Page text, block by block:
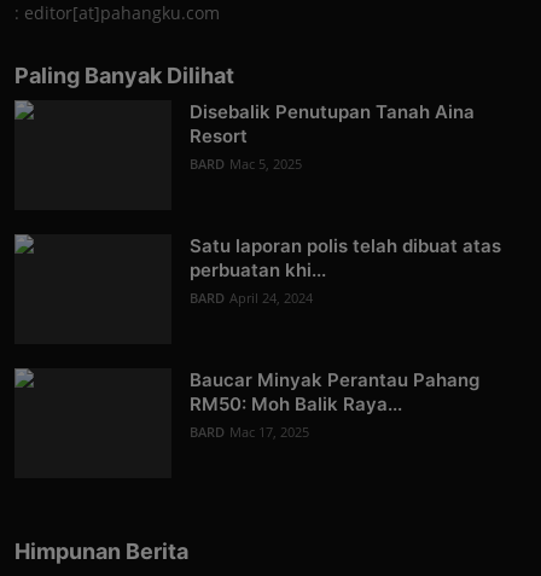
: editor[at]pahangku.com
Paling Banyak Dilihat
Disebalik Penutupan Tanah Aina
Resort
BARD Mac 5, 2025
Satu laporan polis telah dibuat atas
perbuatan khi...
BARD April 24, 2024
Baucar Minyak Perantau Pahang
RM50: Moh Balik Raya...
BARD Mac 17, 2025
Himpunan Berita